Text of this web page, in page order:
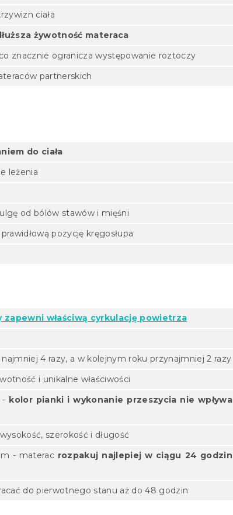
ciała
żywotność materaca
znacznie ogranicza występowanie roztoczy
partnerskich
do ciała
leżenia
od bólów stawów i mięśni
pozycję kręgosłupa
zapewni właściwą cyrkulację powietrza
4 razy, a w kolejnym roku przynajmniej 2 razy
i unikalne właściwości
- kolor pianki i wykonanie przeszycia nie wpływa
szerokość i długość
- materac rozpakuj najlepiej w ciągu 24 godzin
do pierwotnego stanu aż do 48 godzin